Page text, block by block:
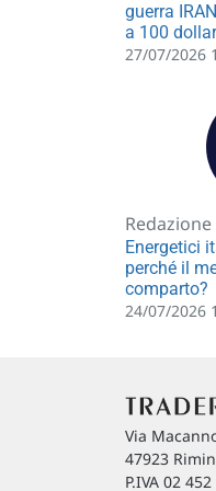
guerra
a 100
27/07/2026
Energetici
perché il
comparto?
24/07/2026
Via
47923
P.IVA 02